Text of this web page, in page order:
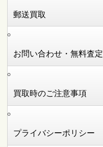
郵送買取
お問い合わせ・無料査定
買取時のご注意事項
プライバシーポリシー